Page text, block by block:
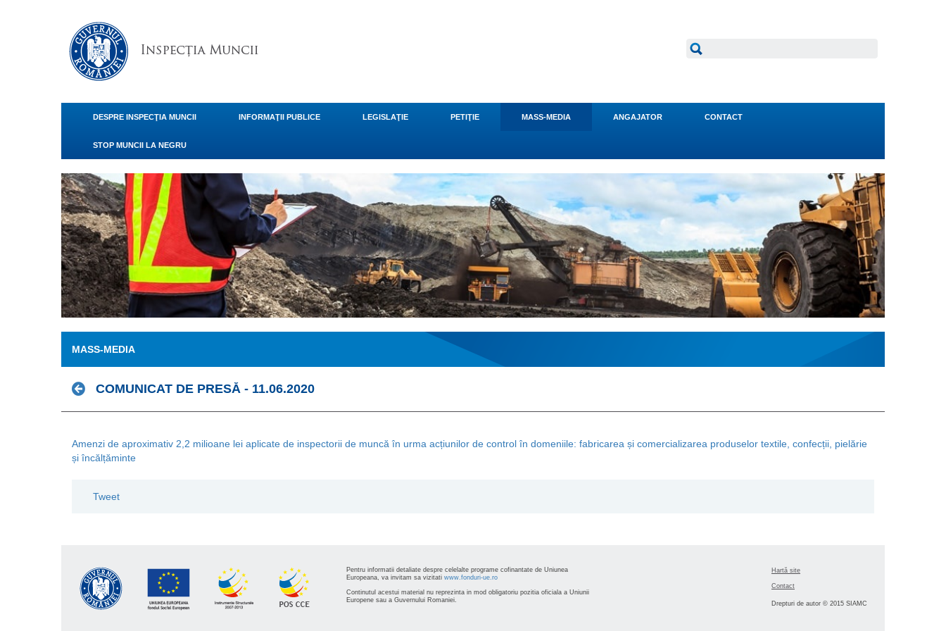
DESPRE INSPECŢIA MUNCII INFORMAŢII PUBLICE LEGISLAŢIE PETIŢIE MASS-MEDIA ANGAJATOR CONTACT
STOP MUNCII LA NEGRU
MASS-MEDIA
COMUNICAT DE PRESĂ - 11.06.2020
Amenzi de aproximativ 2,2 milioane lei aplicate de inspectorii de muncă în urma acțiunilor de control în domeniile: fabricarea și comercializarea produselor textile, confecții, pielărie
și încălțăminte
Tweet
Pentru informatii detaliate despre celelalte programe cofinantate de Uniunea
Europeana, va invitam sa vizitati www.fonduri-ue.ro
Continutul acestui material nu reprezinta in mod obligatoriu pozitia oficiala a Uniunii
Europene sau a Guvernului Romaniei.
Hartă site
Contact
Drepturi de autor © 2015 SIAMC